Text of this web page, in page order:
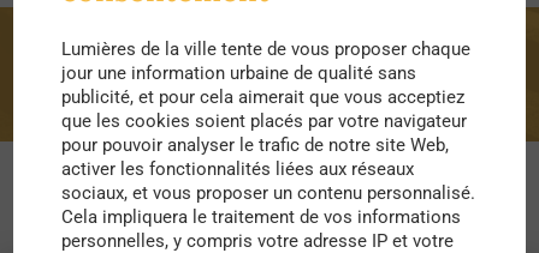
terrasse
Lumières de la ville tente de vous proposer chaque
jour une information urbaine de qualité sans
publicité, et pour cela aimerait que vous acceptiez
que les cookies soient placés par votre navigateur
pour pouvoir analyser le trafic de notre site Web,
activer les fonctionnalités liées aux réseaux
sociaux, et vous proposer un contenu personnalisé.
Cela impliquera le traitement de vos informations
personnelles, y compris votre adresse IP et votre